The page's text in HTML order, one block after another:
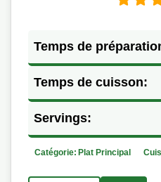
Temps de
Temps de cuisson:
Servings:
Catégorie: Plat Principal